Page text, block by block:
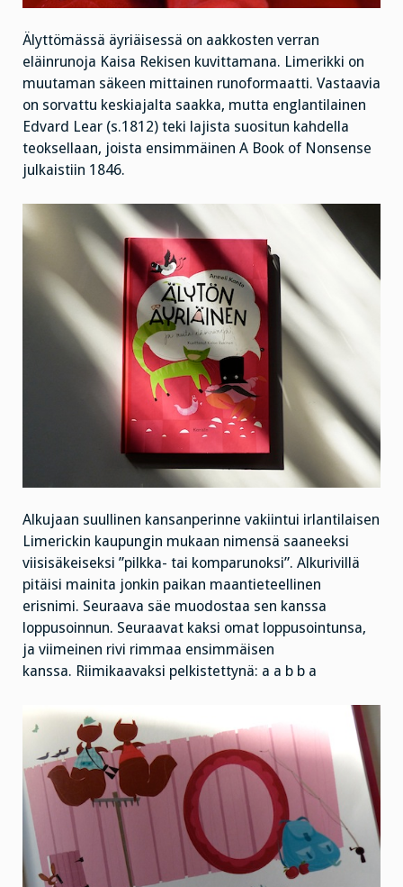
Älyttömässä äyriäisessä on aakkosten verran
eläinrunoja Kaisa Rekisen kuvittamana. Limerikki on
muutaman säkeen mittainen runoformaatti. Vastaavia
on sorvattu keskiajalta saakka, mutta englantilainen
Edvard Lear (s.1812) teki lajista suositun kahdella
teoksellaan, joista ensimmäinen A Book of Nonsense
julkaistiin 1846.
Alkujaan suullinen kansanperinne vakiintui irlantilaisen
Limerickin kaupungin mukaan nimensä saaneeksi
viisisäkeiseksi ”pilkka- tai komparunoksi”. Alkurivillä
pitäisi mainita jonkin paikan maantieteellinen
erisnimi. Seuraava säe muodostaa sen kanssa
loppusoinnun. Seuraavat kaksi omat loppusointunsa,
ja viimeinen rivi rimmaa ensimmäisen
kanssa. Riimikaavaksi pelkistettynä: a a b b a